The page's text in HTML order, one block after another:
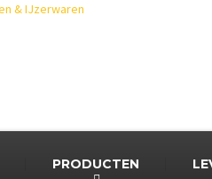
PRODUCTEN